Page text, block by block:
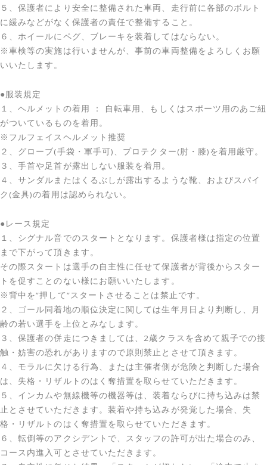
５、保護者により安全に整備された車両、走行前に各部のボルト
に緩みなどがなく保護者の責任で整備すること。
６、ホイールにペグ、ブレーキを装着してはならない。
※車検等の実施は行いませんが、事前の車両整備をよろしくお願
いいたします。
●服装規定
１、ヘルメットの着用 ： 自転車用、もしくはスポーツ用のあご紐
がついているものを着用。
※フルフェイスヘルメット推奨
２、グローブ(手袋・軍手可)、プロテクター(肘・膝)を着用厳守。
３、手首や足首が露出しない服装を着用。
４、サンダルまたはくるぶしが露出するような靴、およびスパイ
ク(金具)の着用は認められない。
●レース規定
１、シグナル音でのスタートとなります。保護者様は指定の位置
まで下がって頂きます。
その際スタートは選手の自主性に任せて保護者が背後からスター
トを促すことのない様にお願いいたします。
※背中を”押して”スタートさせることは禁止です。
２、ゴール同着地の順位決定に関しては生年月日より判断し、月
齢の若い選手を上位とみなします。
３、保護者の併走につきましては、2歳クラスを含めて親子での接
触・妨害の恐れがありますので原則禁止とさせて頂きます。
４、モラルに欠ける行為、または主催者側が危険と判断した場合
は、失格・リザルトのはく奪措置を取らせていただきます。
５、インカムや無線機等の機器等は、装着ならびに持ち込みは禁
止とさせていただきます。装着や持ち込みが発覚した場合、失
格・リザルトのはく奪措置を取らせていただきます。
６、転倒等のアクシデントで、スタッフの許可が出た場合のみ、
コース内進入可とさせていただきます。